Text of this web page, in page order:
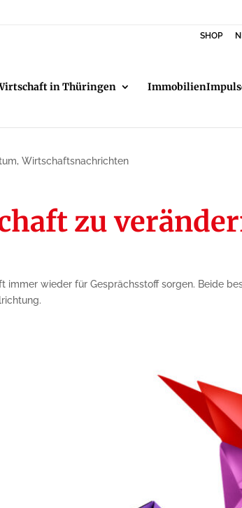
SHOP
in Thüringen
,Wirtschaftsnachrichten
zu
immer wieder für Gesprächsstoff sorgen. Beide